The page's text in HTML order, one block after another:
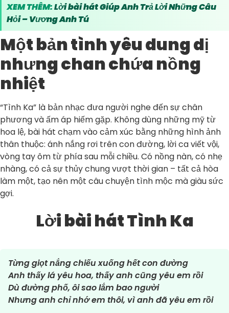
XEM THÊM:Lời bài hát Giúp Anh Trả Lời Những Câu
Hỏi – Vương Anh Tú
Một bản tình yêu dung dị
nhưng chan chứa nồng
nhiệt
“Tình Ka” là bản nhạc đưa người nghe đến sự chân
phương và ấm áp hiếm gặp. Không dùng những mỹ từ
hoa lệ, bài hát chạm vào cảm xúc bằng những hình ảnh
thân thuộc: ánh nắng rơi trên con đường, lời ca viết vội,
vòng tay ôm từ phía sau mỗi chiều. Có nồng nàn, có nhẹ
nhàng, có cả sự thủy chung vượt thời gian – tất cả hòa
làm một, tạo nên một câu chuyện tình mộc mà giàu sức
gợi.
Lời bài hát Tình Ka
Từng giọt nắng chiếu xuống hết con đường
Anh thấy lá yêu hoa, thấy anh cũng yêu em rồi
Dù đường phố, ôi sao lắm bao người
Nhưng anh chỉ nhớ em thôi, vì anh đã yêu em rồi